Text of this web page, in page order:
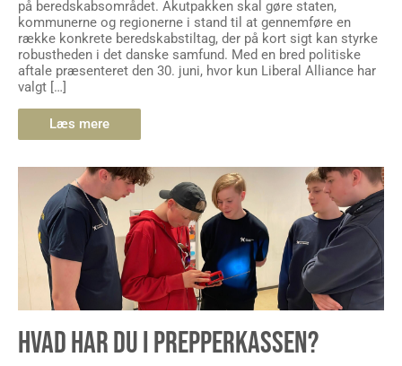
på beredskabsområdet. Akutpakken skal gøre staten,
kommunerne og regionerne i stand til at gennemføre en
række konkrete beredskabstiltag, der på kort sigt kan styrke
robustheden i det danske samfund. Med en bred politiske
aftale præsenteret den 30. juni, hvor kun Liberal Alliance har
valgt […]
Læs mere
HVAD HAR DU I PREPPERKASSEN?